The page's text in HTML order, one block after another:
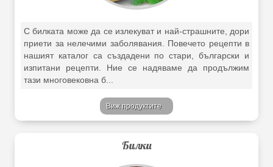
С билката може да се излекуват и най-страшните, дори
приети за нелечими заболявания. Повечето рецепти в
нашият каталог са създадени по стари, български и
изпитани рецепти. Ние се надяваме да продължим
тази многовековна б...
Виж продуктите
Билки